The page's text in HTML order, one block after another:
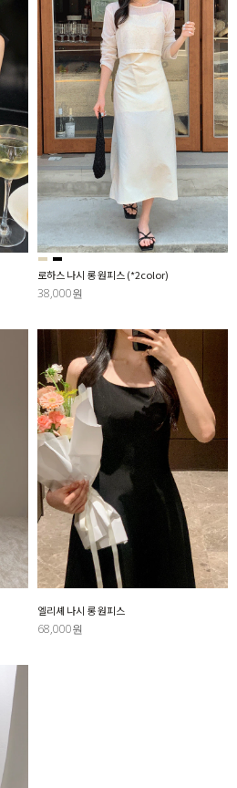
로하스 나시 롱 원피스 (*2color)
38,000원
엘리셰 나시 롱 원피스
68,000원